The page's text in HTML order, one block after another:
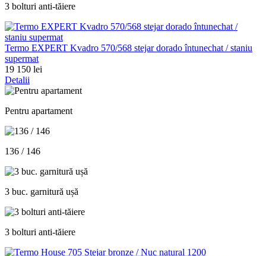
3 bolturi anti-tăiere
Termo EXPERT Kvadro 570/568 stejar dorado întunechat / staniu
supermat
19 150 lei
Detalii
Pentru apartament
136 / 146
3 buc. garnitură ușă
3 bolturi anti-tăiere